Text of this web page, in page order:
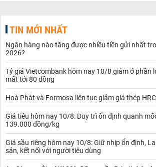
TIN MỚI NHẤT
Ngân hàng nào tăng được nhiều tiền gửi nhất
2026?
Tỷ giá Vietcombank hôm nay 10/8 giảm ở phần
mất tới 80 đồng
Hoà Phát và Formosa liên tục giảm giá thép
Giá tiêu hôm nay 10/8: Duy trì ổn định quanh
139.000 đồng/kg
Giá sầu riêng hôm nay 10/8: Giữ nhịp ổn định,
sản, kết nối với người tiêu dùng